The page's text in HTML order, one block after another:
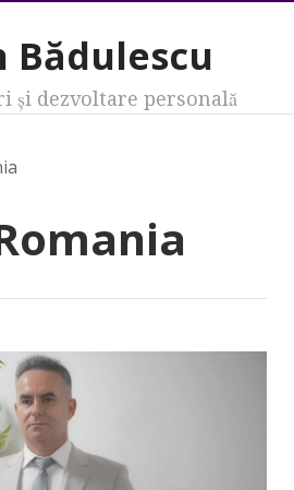
Bădulescu
şi dezvoltare personală